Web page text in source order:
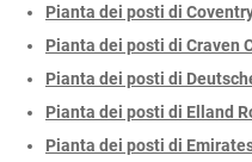
Pianta dei posti di
Pianta dei posti di Craven
Pianta dei posti di
Pianta dei posti di Elland
Pianta dei posti di